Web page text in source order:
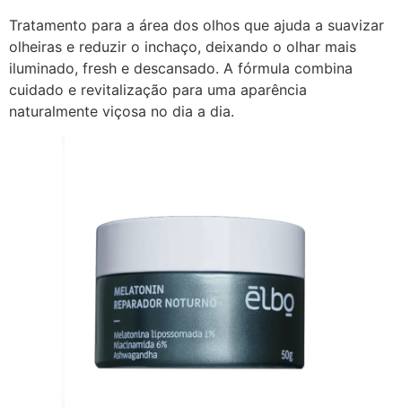
Tratamento para a área dos olhos que ajuda a suavizar
olheiras e reduzir o inchaço, deixando o olhar mais
iluminado, fresh e descansado. A fórmula combina
cuidado e revitalização para uma aparência
naturalmente viçosa no dia a dia.